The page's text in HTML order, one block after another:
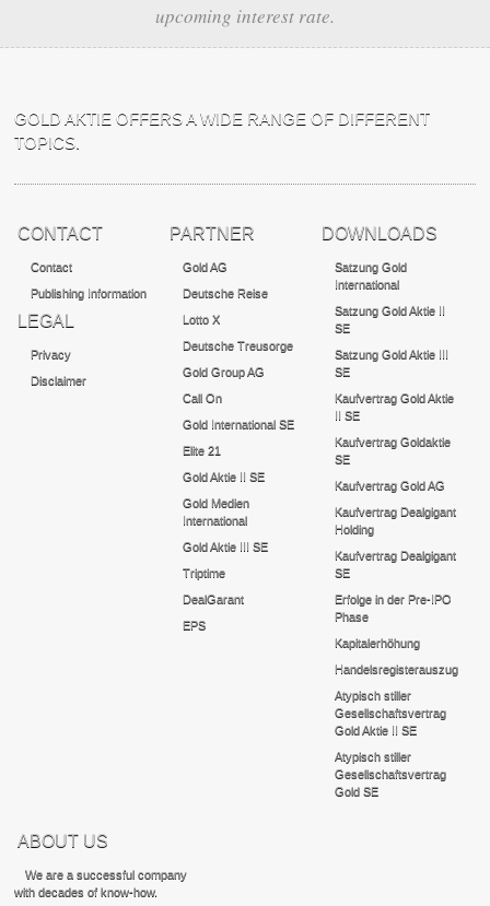
upcoming interest rate.
GOLD AKTIE OFFERS A WIDE RANGE OF DIFFERENT
TOPICS.
CONTACT
Contact
Publishing Information
LEGAL
Privacy
Disclaimer
PARTNER
Gold AG
Deutsche Reise
Lotto X
Deutsche Treusorge
Gold Group AG
Call On
Gold International SE
Elite 21
Gold Aktie II SE
Gold Medien
International
Gold Aktie III SE
Triptime
DealGarant
EPS
DOWNLOADS
Satzung Gold
International
Satzung Gold Aktie II
SE
Satzung Gold Aktie III
SE
Kaufvertrag Gold Aktie
II SE
Kaufvertrag Goldaktie
SE
Kaufvertrag Gold AG
Kaufvertrag Dealgigant
Holding
Kaufvertrag Dealgigant
SE
Erfolge in der Pre-IPO
Phase
Kapitalerhöhung
Handelsregisterauszug
Atypisch stiller
Gesellschaftsvertrag
Gold Aktie II SE
Atypisch stiller
Gesellschaftsvertrag
Gold SE
ABOUT US
We are a successful company
with decades of know-how.